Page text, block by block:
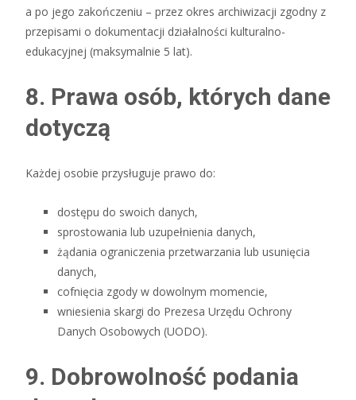
a po jego zakończeniu – przez okres archiwizacji zgodny z
przepisami o dokumentacji działalności kulturalno-
edukacyjnej (maksymalnie 5 lat).
8. Prawa osób, których dane
dotyczą
Każdej osobie przysługuje prawo do:
dostępu do swoich danych,
sprostowania lub uzupełnienia danych,
żądania ograniczenia przetwarzania lub usunięcia
danych,
cofnięcia zgody w dowolnym momencie,
wniesienia skargi do Prezesa Urzędu Ochrony
Danych Osobowych (UODO).
9. Dobrowolność podania